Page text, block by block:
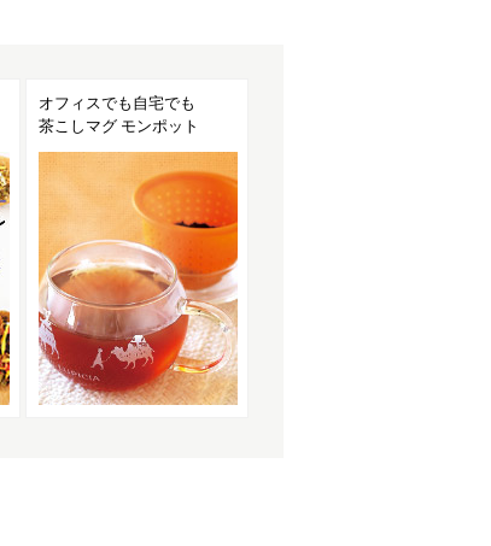
オフィスでも自宅でも
茶こしマグ モンポット